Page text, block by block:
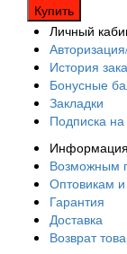
Купить
Личный
История
Бонусные
Закладки
Подписка на
Информация
Возможным
Оптовикам
Гарантия
Доставка
Возврат